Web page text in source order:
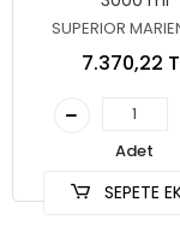
SUPERIOR
7.370,22
Adet
SEPETE